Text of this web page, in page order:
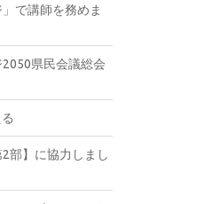
で講師を務めま
県民会議総会
部】に協力しまし